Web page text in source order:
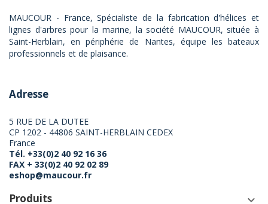
MAUCOUR - France, Spécialiste de la fabrication d'hélices et
lignes d'arbres pour la marine, la société MAUCOUR, située à
Saint-Herblain, en périphérie de Nantes, équipe les bateaux
professionnels et de plaisance.
Adresse
5 RUE DE LA DUTEE
CP 1202 - 44806 SAINT-HERBLAIN CEDEX
France
Tél. +33(0)2 40 92 16 36
FAX + 33(0)2 40 92 02 89
eshop@maucour.fr
Produits keyboard_arrow_down